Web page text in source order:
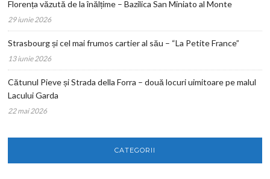
Florența văzută de la înălțime – Bazilica San Miniato al Monte
29 iunie 2026
Strasbourg și cel mai frumos cartier al său – “La Petite France”
13 iunie 2026
Cătunul Pieve și Strada della Forra – două locuri uimitoare pe malul
Lacului Garda
22 mai 2026
CATEGORII